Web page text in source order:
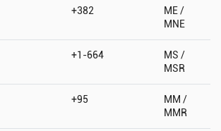
+382
ME /
MNE
+1-664
MS /
MSR
+95
MM /
MMR